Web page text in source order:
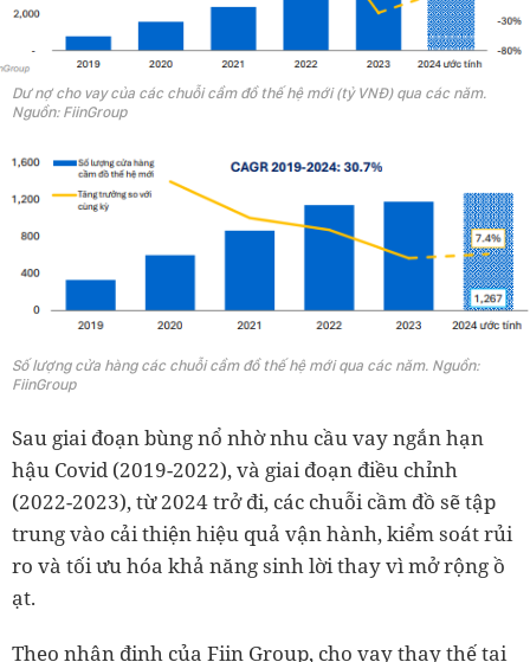
Dư nợ cho vay của các chuỗi cầm đồ thế hệ mới (tỷ VNĐ) qua các năm.
Nguồn: FiinGroup
Số lượng cửa hàng các chuỗi cầm đồ thế hệ mới qua các năm. Nguồn:
FiinGroup
Sau giai đoạn bùng nổ nhờ nhu cầu vay ngắn hạn
hậu Covid (2019-2022), và giai đoạn điều chỉnh
(2022-2023), từ 2024 trở đi, các chuỗi cầm đồ sẽ tập
trung vào cải thiện hiệu quả vận hành, kiểm soát rủi
ro và tối ưu hóa khả năng sinh lời thay vì mở rộng ồ
ạt.
Theo nhận định của Fiin Group, cho vay thay thế tại